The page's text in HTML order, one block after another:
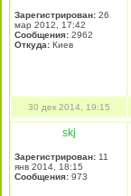
Зарегистрирован: 26
мар 2012, 17:42
Сообщения: 2962
Откуда: Киев
30 дек 2014, 19:15
skj
Зарегистрирован: 11
янв 2014, 18:15
Сообщения: 973